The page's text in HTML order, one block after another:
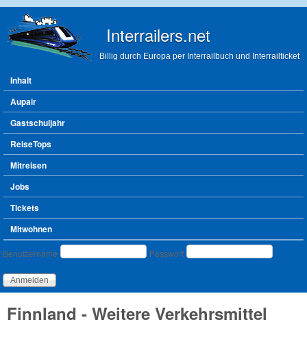
Interrailers.net
Billig durch Europa per Interrailbuch und Interrailticket
Hauptmenü
Inhalt
Aupair
Gastschuljahr
ReiseTops
Mitreisen
Jobs
Tickets
Mitwohnen
Benutzeranmeldung
Benutzername Passwort
Finnland - Weitere Verkehrsmittel